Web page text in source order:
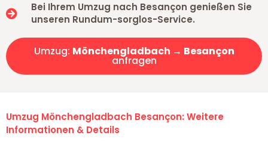
Bei Ihrem Umzug nach Besançon genießen Sie
unseren Rundum-sorglos-Service.
Umzug: Mönchengladbach → Besançon
anfragen
Umzug Mönchengladbach Besançon: Weitere
Informationen & Details